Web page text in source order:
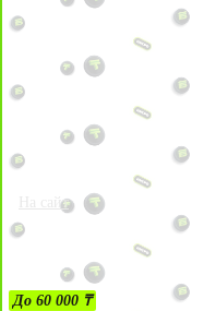
На сайт
До 60 000 ₸